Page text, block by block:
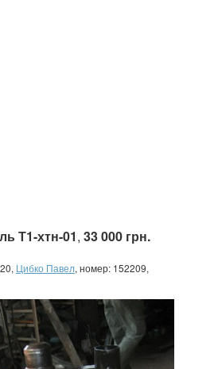
Т1-хтн-01, 33 000 грн.
Цибко Павел, номер: 152209,